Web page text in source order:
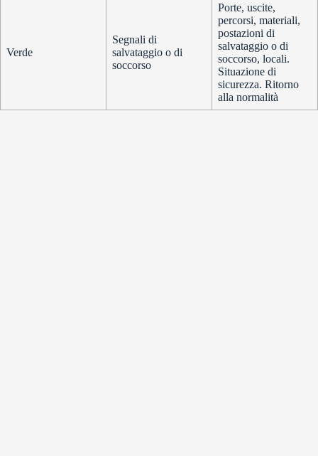
Verde
Segnali di
salvataggio o di
soccorso
Porte, uscite,
percorsi, materiali,
postazioni di
salvataggio o di
soccorso, locali.
Situazione di
sicurezza. Ritorno
alla normalità